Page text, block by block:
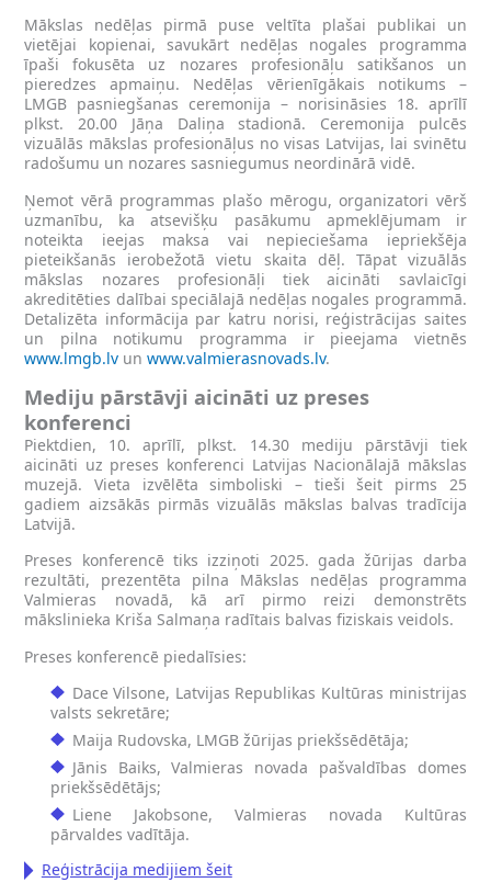
Mākslas nedēļas pirmā puse veltīta plašai publikai un
vietējai kopienai, savukārt nedēļas nogales programma
īpaši fokusēta uz nozares profesionāļu satikšanos un
pieredzes apmaiņu. Nedēļas vērienīgākais notikums –
LMGB pasniegšanas ceremonija – norisināsies 18. aprīlī
plkst. 20.00 Jāņa Daliņa stadionā. Ceremonija pulcēs
vizuālās mākslas profesionāļus no visas Latvijas, lai svinētu
radošumu un nozares sasniegumus neordinārā vidē.
Ņemot vērā programmas plašo mērogu, organizatori vērš
uzmanību, ka atsevišķu pasākumu apmeklējumam ir
noteikta ieejas maksa vai nepieciešama iepriekšēja
pieteikšanās ierobežotā vietu skaita dēļ. Tāpat vizuālās
mākslas nozares profesionāļi tiek aicināti savlaicīgi
akreditēties dalībai speciālajā nedēļas nogales programmā.
Detalizēta informācija par katru norisi, reģistrācijas saites
un pilna notikumu programma ir pieejama vietnēs
www.lmgb.lv unwww.valmierasnovads.lv.
Mediju pārstāvji aicināti uz preses
konferenci
Piektdien, 10. aprīlī, plkst. 14.30 mediju pārstāvji tiek
aicināti uz preses konferenci Latvijas Nacionālajā mākslas
muzejā. Vieta izvēlēta simboliski – tieši šeit pirms 25
gadiem aizsākās pirmās vizuālās mākslas balvas tradīcija
Latvijā.
Preses konferencē tiks izziņoti 2025. gada žūrijas darba
rezultāti, prezentēta pilna Mākslas nedēļas programma
Valmieras novadā, kā arī pirmo reizi demonstrēts
mākslinieka Kriša Salmaņa radītais balvas fiziskais veidols.
Preses konferencē piedalīsies:
Dace Vilsone, Latvijas Republikas Kultūras ministrijas
valsts sekretāre;
Maija Rudovska, LMGB žūrijas priekšsēdētāja;
Jānis Baiks, Valmieras novada pašvaldības domes
priekšsēdētājs;
Liene Jakobsone, Valmieras novada Kultūras
pārvaldes vadītāja.
Reģistrācija medijiem šeit